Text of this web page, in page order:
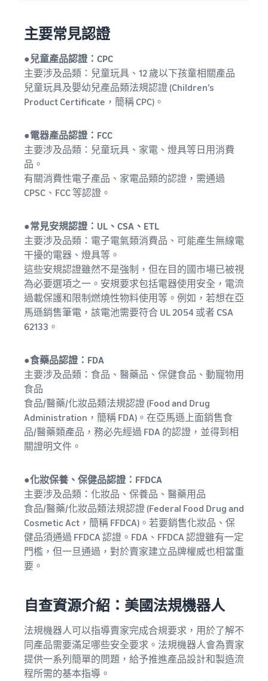
主要常見認證
●兒童產品認證：CPC
主要涉及品類：兒童玩具、12 歲以下孩童相關產品
兒童玩具及嬰幼兒產品類法規認證 (Children’s
Product Certificate，簡稱 CPC)。
●電器產品認證：FCC
主要涉及品類：兒童玩具、家電、燈具等日用消費
品。
有關消費性電子產品、家電品類的認證，需通過
CPSC、FCC 等認證。
●常見安規認證：UL、CSA、ETL
主要涉及品類：電子電氣類消費品、可能產生無線電
干擾的電器、燈具等。
這些安規認證雖然不是強制，但在目的國市場已被視
為必要選項之一。安規要求包括電器使用安全，電流
過載保護和限制燃燒性物料使用等。例如，若想在亞
馬遜銷售筆電，該電池需要符合 UL 2054 或者 CSA
62133。
●食藥品認證：FDA
主要涉及品類：食品、醫藥品、保健食品、動寵物用
食品
食品/醫藥/化妝品類法規認證 (Food and Drug
Administration，簡稱 FDA)。在亞馬遜上面銷售食
品/醫藥類產品，務必先經過 FDA 的認證，並得到相
關證明文件。
●化妝保養、保健品認證：FFDCA
主要涉及品類：化妝品、保養品、醫藥用品
食品/醫藥/化妝品類法規認證 (Federal Food Drug and
Cosmetic Act，簡稱 FFDCA)。若要銷售化妝品、保
健品須通過 FFDCA 認證。FDA、FFDCA 認證雖有一定
門檻，但一旦通過，對於賣家建立品牌權威也相當重
要。
自查資源介紹：美國法規機器人
法規機器人可以指導賣家完成合規要求，用於了解不
同產品需要滿足哪些安全要求。法規機器人會為賣家
提供一系列簡單的問題，給予推進產品設計和製造流
程所需的基本指導。